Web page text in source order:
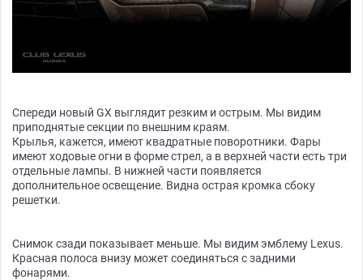
Спереди новый GX выглядит резким и острым. Мы видим
приподнятые секции по внешним краям.
Крылья, кажется, имеют квадратные поворотники. Фары
имеют ходовые огни в форме стрел, а в верхней части есть три
отдельные лампы. В нижней части появляется
дополнительное освещение. Видна острая кромка сбоку
решетки.
Снимок сзади показывает меньше. Мы видим эмблему Lexus.
Красная полоса внизу может соединяться с задними
фонарями.